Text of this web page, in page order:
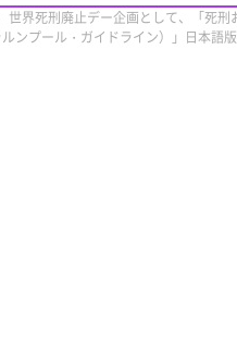
界死刑廃止デー企画として、「死刑
ンプール・ガイドライン）」日本語